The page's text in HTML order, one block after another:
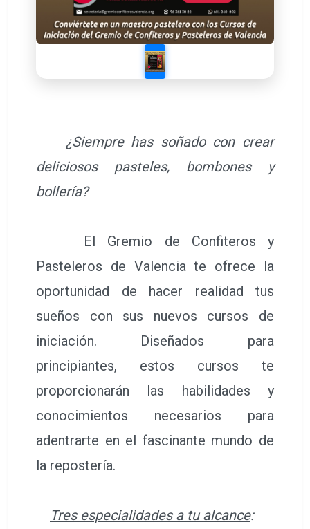
¿Siempre has soñado con crear
deliciosos pasteles, bombones y
bollería?
El Gremio de Confiteros y
Pasteleros de Valencia te ofrece la
oportunidad de hacer realidad tus
sueños con sus nuevos cursos de
iniciación. Diseñados para
principiantes, estos cursos te
proporcionarán las habilidades y
conocimientos necesarios para
adentrarte en el fascinante mundo de
la repostería.
Tres especialidades a tu alcance: